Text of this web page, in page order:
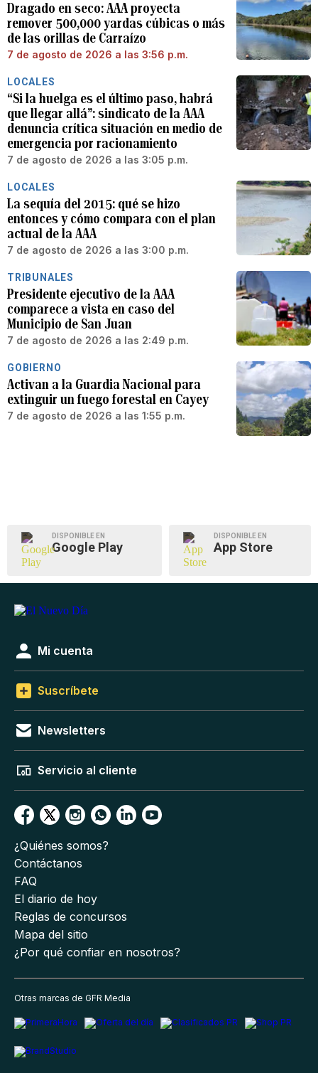
Dragado en seco: AAA proyecta
remover 500,000 yardas cúbicas o más
de las orillas de Carraízo
7 de agosto de 2026 a las 3:56 p.m.
LOCALES
“Si la huelga es el último paso, habrá
que llegar allá”: sindicato de la AAA
denuncia crítica situación en medio de
emergencia por racionamiento
7 de agosto de 2026 a las 3:05 p.m.
LOCALES
La sequía del 2015: qué se hizo
entonces y cómo compara con el plan
actual de la AAA
7 de agosto de 2026 a las 3:00 p.m.
TRIBUNALES
Presidente ejecutivo de la AAA
comparece a vista en caso del
Municipio de San Juan
7 de agosto de 2026 a las 2:49 p.m.
GOBIERNO
Activan a la Guardia Nacional para
extinguir un fuego forestal en Cayey
7 de agosto de 2026 a las 1:55 p.m.
DISPONIBLE EN
Google Play
DISPONIBLE EN
App Store
Mi cuenta
Suscríbete
Newsletters
Servicio al cliente
¿Quiénes somos?
Contáctanos
FAQ
El diario de hoy
Reglas de concursos
Mapa del sitio
¿Por qué confiar en nosotros?
Otras marcas de GFR Media